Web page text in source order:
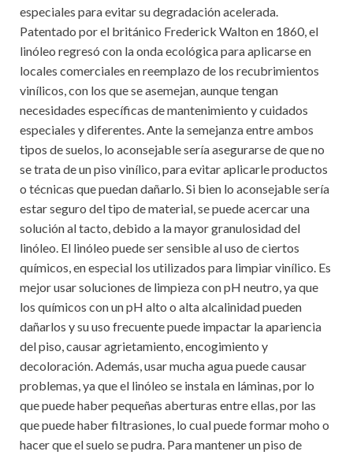
especiales para evitar su degradación acelerada.
Patentado por el británico Frederick Walton en 1860, el
linóleo regresó con la onda ecológica para aplicarse en
locales comerciales en reemplazo de los recubrimientos
vinílicos, con los que se asemejan, aunque tengan
necesidades específicas de mantenimiento y cuidados
especiales y diferentes. Ante la semejanza entre ambos
tipos de suelos, lo aconsejable sería asegurarse de que no
se trata de un piso vinílico, para evitar aplicarle productos
o técnicas que puedan dañarlo. Si bien lo aconsejable sería
estar seguro del tipo de material, se puede acercar una
solución al tacto, debido a la mayor granulosidad del
linóleo. El linóleo puede ser sensible al uso de ciertos
químicos, en especial los utilizados para limpiar vinílico. Es
mejor usar soluciones de limpieza con pH neutro, ya que
los químicos con un pH alto o alta alcalinidad pueden
dañarlos y su uso frecuente puede impactar la apariencia
del piso, causar agrietamiento, encogimiento y
decoloración. Además, usar mucha agua puede causar
problemas, ya que el linóleo se instala en láminas, por lo
que puede haber pequeñas aberturas entre ellas, por las
que puede haber filtrasiones, lo cual puede formar moho o
hacer que el suelo se pudra. Para mantener un piso de